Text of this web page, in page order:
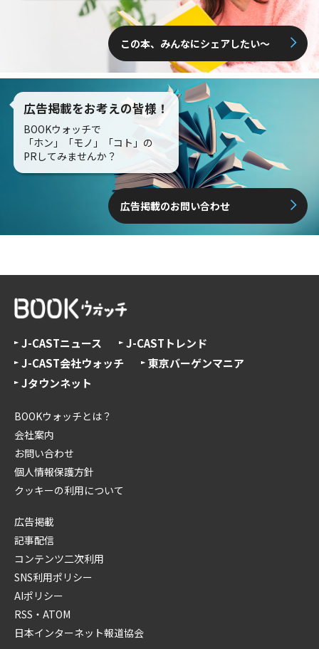
この本、みんなにシェアしたい〜
広告掲載をお考えの皆様！
BOOKウォッチで
「ホン」「モノ」「コト」の
PRしてみませんか？
広告掲載のお問い合わせ
J-CASTニュース
J-CASTトレンド
J-CAST会社ウォッチ
東京バーゲンマニア
Jタウンネット
BOOKウォッチとは？
会社案内
お問い合わせ
個人情報保護方針
クッキーの利用について
広告掲載
記事配信
コンテンツ二次利用
SNS利用ポリシー
AIポリシー
RSS・ATOM
日本インターネット報道協会